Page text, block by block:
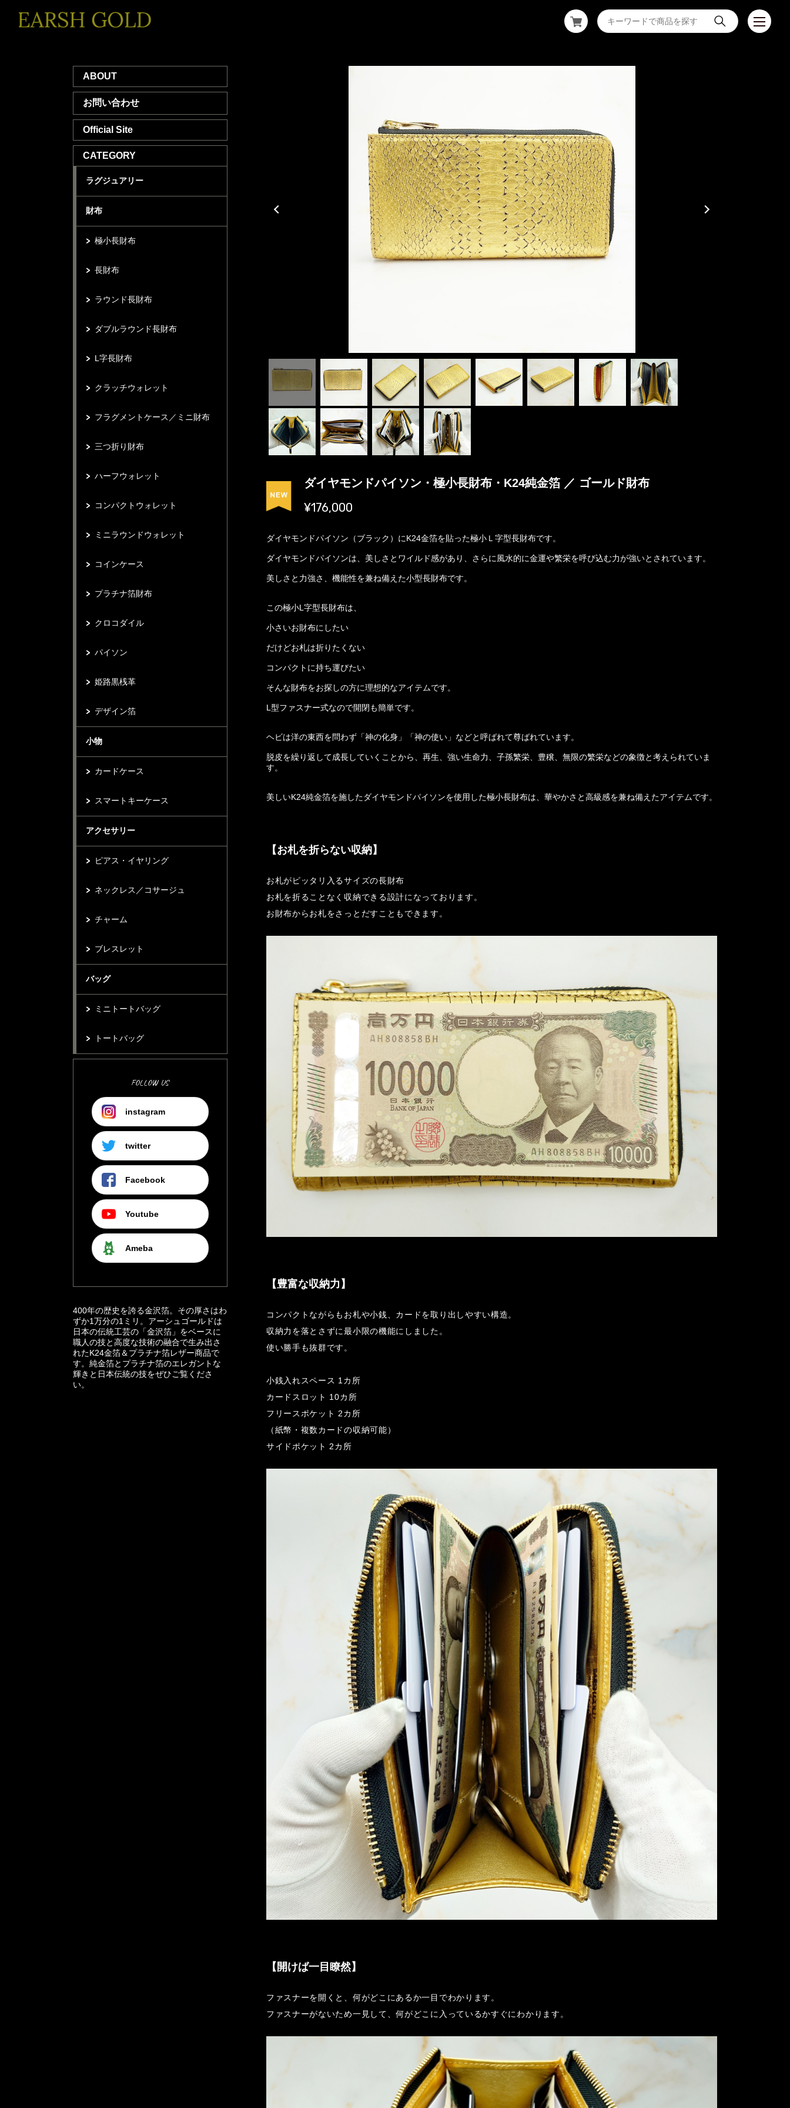
ABOUT
お問い合わせ
Official Site
CATEGORY
ラグジュアリー
財布
極小長財布
長財布
ラウンド長財布
ダブルラウンド長財布
L字長財布
クラッチウォレット
フラグメントケース／ミニ財布
三つ折り財布
ハーフウォレット
コンパクトウォレット
ミニラウンドウォレット
コインケース
プラチナ箔財布
クロコダイル
パイソン
姫路黒桟革
デザイン箔
小物
カードケース
スマートキーケース
アクセサリー
ピアス・イヤリング
ネックレス／コサージュ
チャーム
ブレスレット
バッグ
ミニトートバッグ
トートバッグ
FOLLOW US
instagram
twitter
Facebook
Youtube
Ameba
400年の歴史を誇る金沢箔。その厚さはわ
ずか1万分の1ミリ。アーシュゴールドは
日本の伝統工芸の「金沢箔」をベースに
職人の技と高度な技術の融合で生み出さ
れたK24金箔＆プラチナ箔レザー商品で
す。純金箔とプラチナ箔のエレガントな
輝きと日本伝統の技をぜひご覧くださ
い。
ダイヤモンドパイソン・極小長財布・K24純金箔 ／ ゴールド財布
¥176,000
ダイヤモンドパイソン（ブラック）にK24金箔を貼った極小Ｌ字型長財布です。
ダイヤモンドパイソンは、美しさとワイルド感があり、さらに風水的に金運や繁栄を呼び込む力が強いとされています。
美しさと力強さ、機能性を兼ね備えた小型長財布です。
この極小L字型長財布は、
小さいお財布にしたい
だけどお札は折りたくない
コンパクトに持ち運びたい
そんな財布をお探しの方に理想的なアイテムです。
L型ファスナー式なので開閉も簡単です。
ヘビは洋の東西を問わず「神の化身」「神の使い」などと呼ばれて尊ばれています。
脱皮を繰り返して成長していくことから、再生、強い生命力、子孫繁栄、豊穣、無限の繁栄などの象徴と考えられていま
す。
美しいK24純金箔を施したダイヤモンドパイソンを使用した極小長財布は、華やかさと高級感を兼ね備えたアイテムです。
【お札を折らない収納】
お札がピッタリ入るサイズの長財布
お札を折ることなく収納できる設計になっております。
お財布からお札をさっとだすこともできます。
【豊富な収納力】
コンパクトながらもお札や小銭、カードを取り出しやすい構造。
収納力を落とさずに最小限の機能にしました。
使い勝手も抜群です。
小銭入れスペース 1カ所
カードスロット 10カ所
フリースポケット 2カ所
（紙幣・複数カードの収納可能）
サイドポケット 2カ所
【開けば一目瞭然】
ファスナーを開くと、何がどこにあるか一目でわかります。
ファスナーがないため一見して、何がどこに入っているかすぐにわかります。